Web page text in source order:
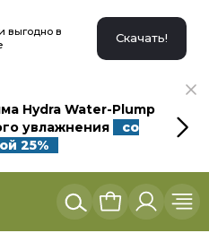
выгодно в
Скачать!
Hydra Water-Plump
увлажнения
со
25%